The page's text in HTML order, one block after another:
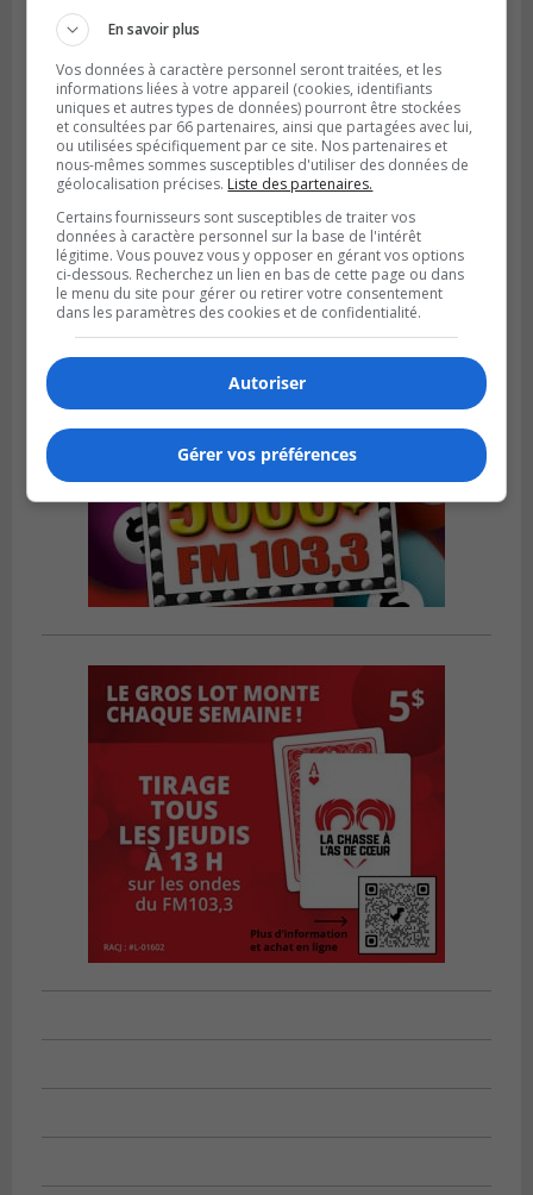
SAINT-LAMBERT
Publié le 5 août 2026 à 08h23
De la fibrose kystique à l’Ironman : le
parcours inspirant d’Emma Fontaine
En savoir plus
Vos données à caractère personnel seront traitées, et les
informations liées à votre appareil (cookies, identifiants
uniques et autres types de données) pourront être stockées
et consultées par 66 partenaires, ainsi que partagées avec lui,
ou utilisées spécifiquement par ce site. Nos partenaires et
nous-mêmes sommes susceptibles d'utiliser des données de
géolocalisation précises. Liste des partenaires.
Certains fournisseurs sont susceptibles de traiter vos
données à caractère personnel sur la base de l'intérêt
légitime. Vous pouvez vous y opposer en gérant vos options
ci-dessous. Recherchez un lien en bas de cette page ou dans
le menu du site pour gérer ou retirer votre consentement
dans les paramètres des cookies et de confidentialité.
Autoriser
Gérer vos préférences